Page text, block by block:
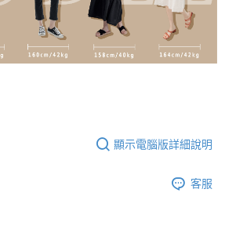
顯示電腦版詳細說明
客服